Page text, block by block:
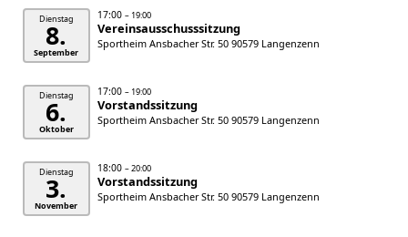
Dienstag
8.
September
17:00 – 19:00
Vereinsausschusssitzung
Sportheim Ansbacher Str. 50 90579 Langenzenn
Dienstag
6.
Oktober
17:00 – 19:00
Vorstandssitzung
Sportheim Ansbacher Str. 50 90579 Langenzenn
Dienstag
3.
November
18:00 – 20:00
Vorstandssitzung
Sportheim Ansbacher Str. 50 90579 Langenzenn